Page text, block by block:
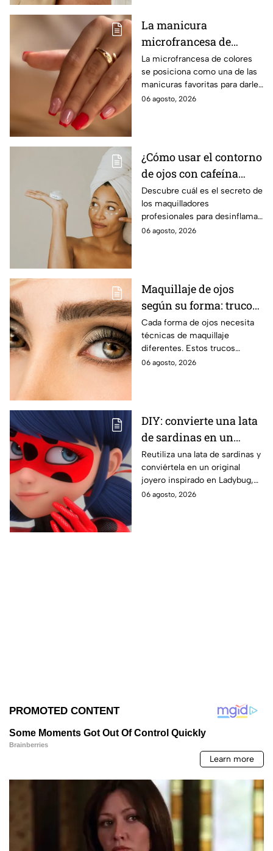
La manicura
microfrancesa de
colores que es
tendencia
La microfrancesa de colores
se posiciona como una de las
manicuras favoritas para darle
un toque divertido, delicado y
06 agosto, 2026
¿Cómo usar el contorno
de ojos con cafeína
para desinflamar
párpados encapotados?
Descubre cuál es el secreto de
los maquilladores
profesionales para desinflamar
los párpados encapotados con
06 agosto, 2026
Maquillaje de ojos
según su forma: trucos
para realzar la mirada
Cada forma de ojos necesita
técnicas de maquillaje
diferentes. Estos trucos
ayudan a abrir, elevar, suavizar
06 agosto, 2026
DIY: convierte una lata
de sardinas en un
joyero inspirado en
Ladybug
Reutiliza una lata de sardinas y
conviértela en un original
joyero inspirado en Ladybug,
perfecto para guardar tus
06 agosto, 2026